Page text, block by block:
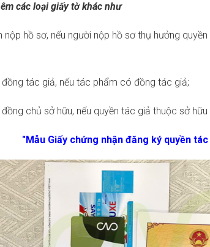
các loại giấy tờ khác như
nộp hồ sơ, nếu người nộp hồ sơ thụ hưởng
tác giả, nếu tác phẩm có đồng tác giả;
chủ sở hữu, nếu quyền tác giả thuộc sở hữu
"Mẫu Giấy chứng nhận đăng ký quyền